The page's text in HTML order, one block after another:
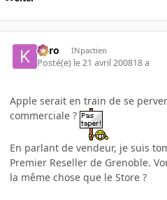
kyro INpactien
Posté(e) le 21 avril 200818 a
Apple serait en train de se
commerciale ?
En parlant de vendeur, je suis
Premier Reseller de Grenoble.
la même chose que le Store ?